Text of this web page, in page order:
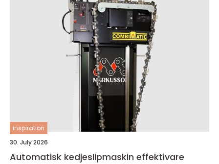
inspiration
30. July 2026
Automatisk kedjeslipmaskin effektivare